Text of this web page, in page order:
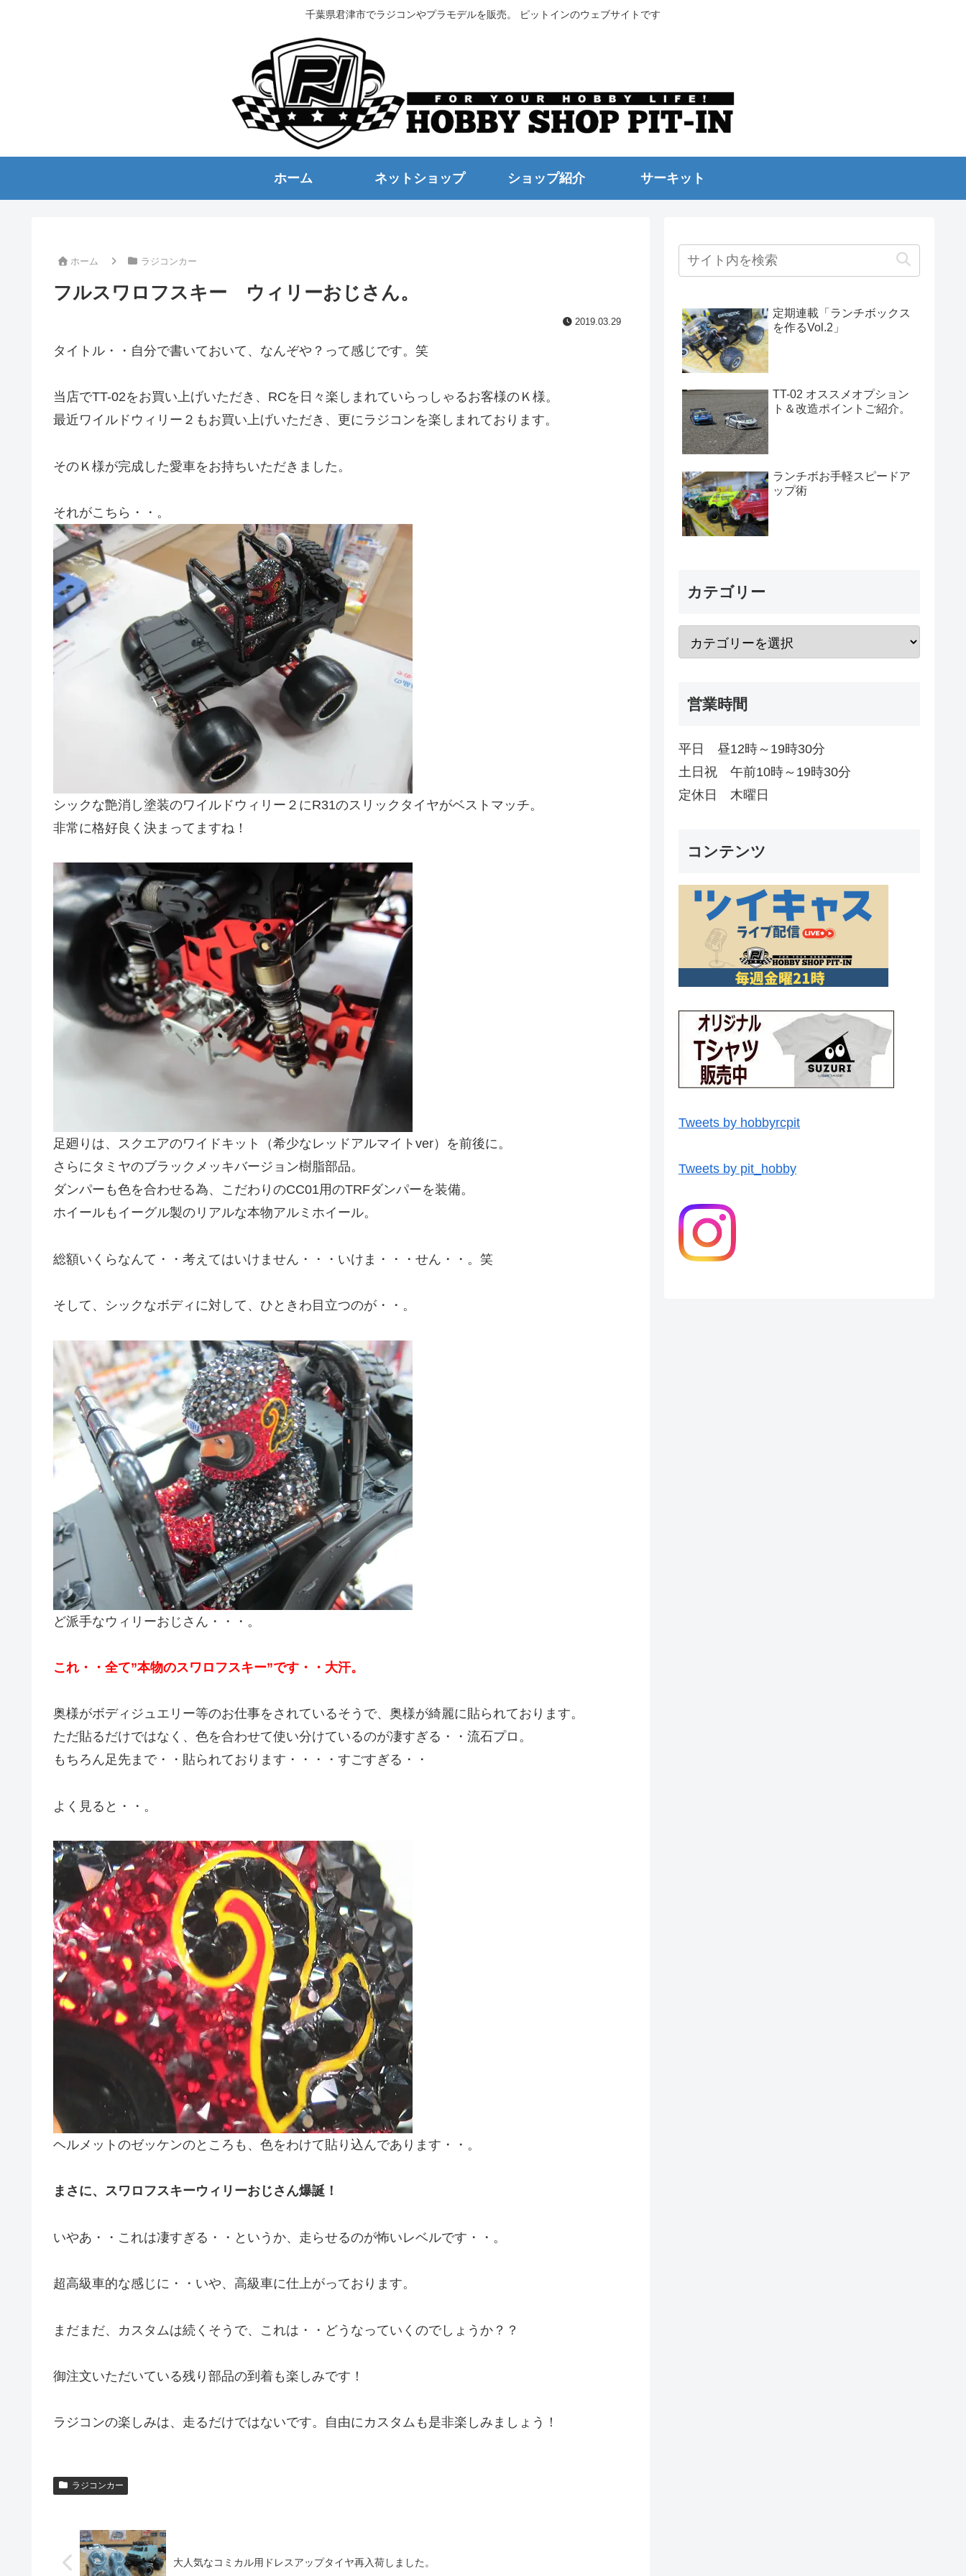
千葉県君津市でラジコンやプラモデルを販売。 ピットインのウェブサイトです
ホーム ネットショップ ショップ紹介 サーキット
ホーム ラジコンカー
フルスワロフスキー ウィリーおじさん。
2019.03.29
タイトル・・自分で書いておいて、なんぞや？って感じです。笑
当店でTT-02をお買い上げいただき、RCを日々楽しまれていらっしゃるお客様のＫ様。
最近ワイルドウィリー２もお買い上げいただき、更にラジコンを楽しまれております。
そのＫ様が完成した愛車をお持ちいただきました。
それがこちら・・。
シックな艶消し塗装のワイルドウィリー２にR31のスリックタイヤがベストマッチ。
非常に格好良く決まってますね！
足廻りは、スクエアのワイドキット（希少なレッドアルマイトver）を前後に。
さらにタミヤのブラックメッキバージョン樹脂部品。
ダンパーも色を合わせる為、こだわりのCC01用のTRFダンパーを装備。
ホイールもイーグル製のリアルな本物アルミホイール。
総額いくらなんて・・考えてはいけません・・・いけま・・・せん・・。笑
そして、シックなボディに対して、ひときわ目立つのが・・。
ど派手なウィリーおじさん・・・。
これ・・全て”本物のスワロフスキー”です・・大汗。
奥様がボディジュエリー等のお仕事をされているそうで、奥様が綺麗に貼られております。
ただ貼るだけではなく、色を合わせて使い分けているのが凄すぎる・・流石プロ。
もちろん足先まで・・貼られております・・・・すごすぎる・・
よく見ると・・。
ヘルメットのゼッケンのところも、色をわけて貼り込んであります・・。
まさに、スワロフスキーウィリーおじさん爆誕！
いやあ・・これは凄すぎる・・というか、走らせるのが怖いレベルです・・。
超高級車的な感じに・・いや、高級車に仕上がっております。
まだまだ、カスタムは続くそうで、これは・・どうなっていくのでしょうか？？
御注文いただいている残り部品の到着も楽しみです！
ラジコンの楽しみは、走るだけではないです。自由にカスタムも是非楽しみましょう！
ラジコンカー
大人気なコミカル用ドレスアップタイヤ再入荷しました。
定期連載「ランチボックス
を作るVol.2」
TT-02 オススメオプション
ト＆改造ポイントご紹介。
ランチボお手軽スピードア
ップ術
カテゴリー
営業時間
平日 昼12時～19時30分
土日祝 午前10時～19時30分
定休日 木曜日
コンテンツ
Tweets by hobbyrcpit
Tweets by pit_hobby